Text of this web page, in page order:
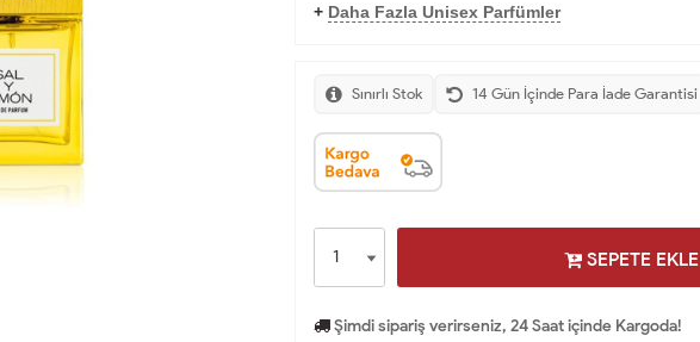
+ Daha Fazla Unisex Parfümler
Sınırlı Stok 14 Gün İçinde Para İade Garantisi
SEPETE EKLE
Şimdi sipariş verirseniz, 24 Saat içinde Kargoda!